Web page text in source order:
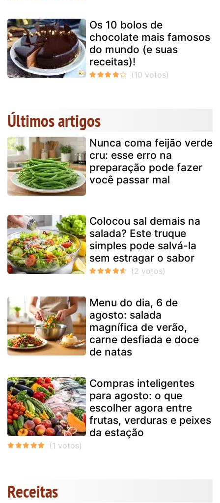
Os 10 bolos de
chocolate mais famosos
do mundo (e suas
receitas)!
Últimos artigos
Nunca coma feijão verde
cru: esse erro na
preparação pode fazer
você passar mal
Colocou sal demais na
salada? Este truque
simples pode salvá-la
sem estragar o sabor
Menu do dia, 6 de
agosto: salada
magnífica de verão,
carne desfiada e doce
de natas
Compras inteligentes
para agosto: o que
escolher agora entre
frutas, verduras e peixes
da estação
Receitas